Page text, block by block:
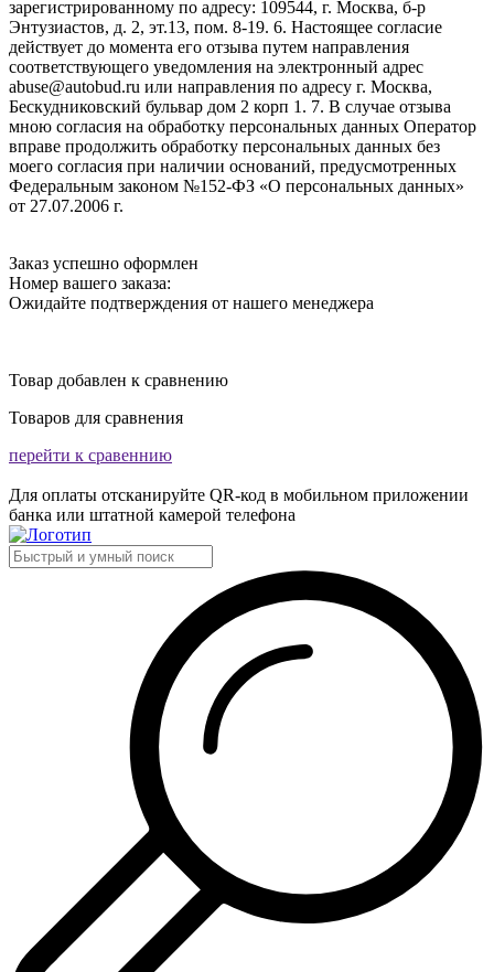
зарегистрированному по адресу: 109544, г. Москва, б-р
Энтузиастов, д. 2, эт.13, пом. 8-19. 6. Настоящее согласие
действует до момента его отзыва путем направления
соответствующего уведомления на электронный адрес
abuse@autobud.ru или направления по адресу г. Москва,
Бескудниковский бульвар дом 2 корп 1. 7. В случае отзыва
мною согласия на обработку персональных данных Оператор
вправе продолжить обработку персональных данных без
моего согласия при наличии оснований, предусмотренных
Федеральным законом №152-ФЗ «О персональных данных»
от 27.07.2006 г.
Заказ успешно оформлен
Номер вашего заказа:
Ожидайте подтверждения от нашего менеджера
Товар добавлен к сравнению
Товаров для сравнения
перейти к сравеннию
Для оплаты отсканируйте QR-код в мобильном приложении
банка или штатной камерой телефона